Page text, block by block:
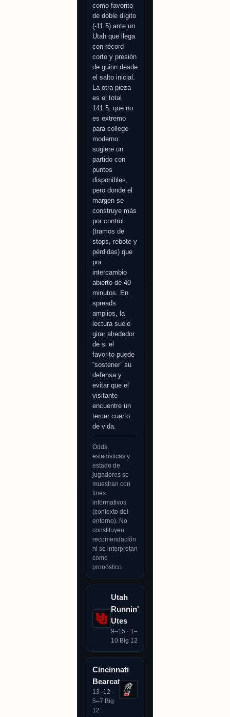
como favorito
de doble dígito
(-11.5) ante un
Utah que llega
con récord
corto y presión
de guion desde
el salto inicial.
La otra pieza
es el total
141.5, que no
es extremo
para college
moderno:
sugiere un
partido con
puntos
disponibles,
pero donde el
margen se
construye más
por control
(tramos de
stops, rebote y
pérdidas) que
por
intercambio
abierto de 40
minutos. En
spreads
amplios, la
lectura suele
girar alrededor
de si el
favorito puede
“sostener” su
defensa y
evitar que el
visitante
encuentre un
tercer cuarto
de vida.
Odds,
estadísticas y
estado de
jugadores se
muestran con
fines
informativos
(contexto del
entorno). No
constituyen
recomendación
ni se interpretan
como
pronóstico.
Utah
Runnin'
Utes
9–15 · 1–
10 Big 12
Cincinnati
Bearcats
13–12 ·
5–7 Big
12